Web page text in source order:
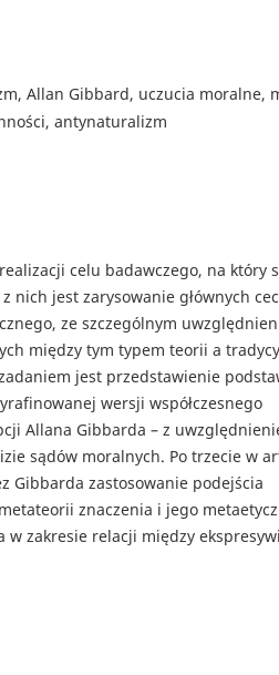
Allan Gibbard, uczucia moralne,
antynaturalizm
celu badawczego, na który
nich jest zarysowanie głównych
ze szczególnym
między tym typem teorii a
jest przedstawienie
wersji współczesnego
Allana Gibbarda – z
sądów moralnych. Po trzecie w
Gibbarda zastosowanie podejścia
znaczenia i jego
w zakresie relacji między